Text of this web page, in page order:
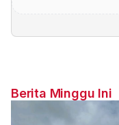
Berita Minggu Ini